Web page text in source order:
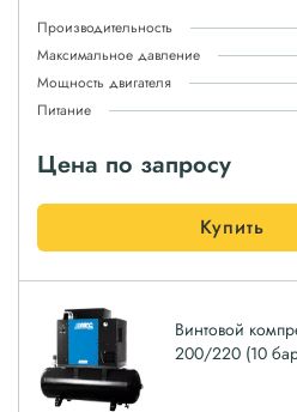
Производительность
Максимальное давление
Мощность двигателя
Питание
Цена по запросу
Купить
Винтовой
200/220 (10